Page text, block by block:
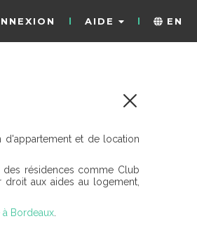
AIDE EN
d'appartement et de location
résidences comme Club
aux aides au logement,
Bordeaux